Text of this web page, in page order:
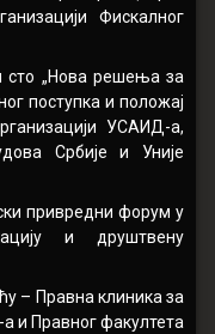
Фискалног
сто „Нова решења за
поступка и положај
УСАИД-а,
Србије и Уније
привредни форум у
и друштвену
– Правна клиника за
и Правног факултета